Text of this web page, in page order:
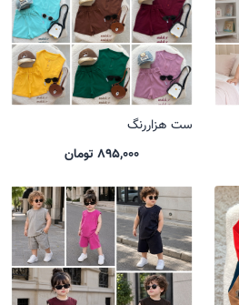
ست هزاررنگ
895,000 تومان